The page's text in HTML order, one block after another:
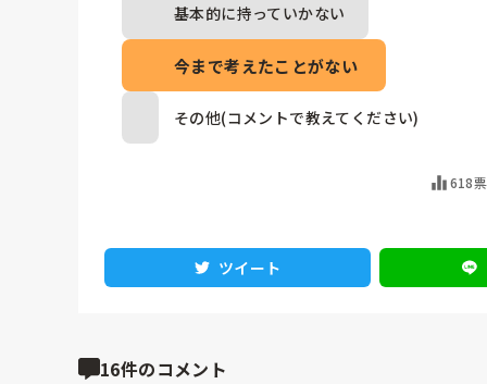
基本的に持っていかない
今まで考えたことがない
その他(コメントで教えてください)
618票
ツイート
16件のコメント